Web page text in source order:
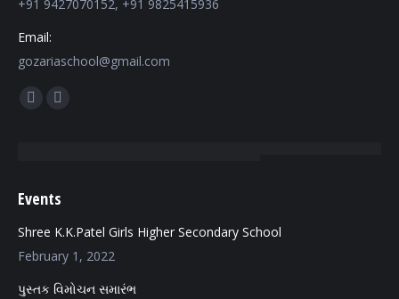
+91 9427070152, +91 9825415936
Email:
gozariaschool@gmail.com
Find us on:
Facebook
new
Mail
new
Events
Shree K.K.Patel Girls Higher Secondary School
February 1, 2022
પુસ્તક વિમોચન સમારંભ